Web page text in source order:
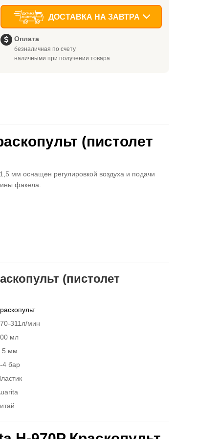
ДОСТАВКА НА ЗАВТРА
Оплата
безналичная по счету
наличными при получении товара
(пистолет
мм оснащен регулировкой воздуха и подачи
факела.
(пистолет
311л/мин
мл
мм
4 бар